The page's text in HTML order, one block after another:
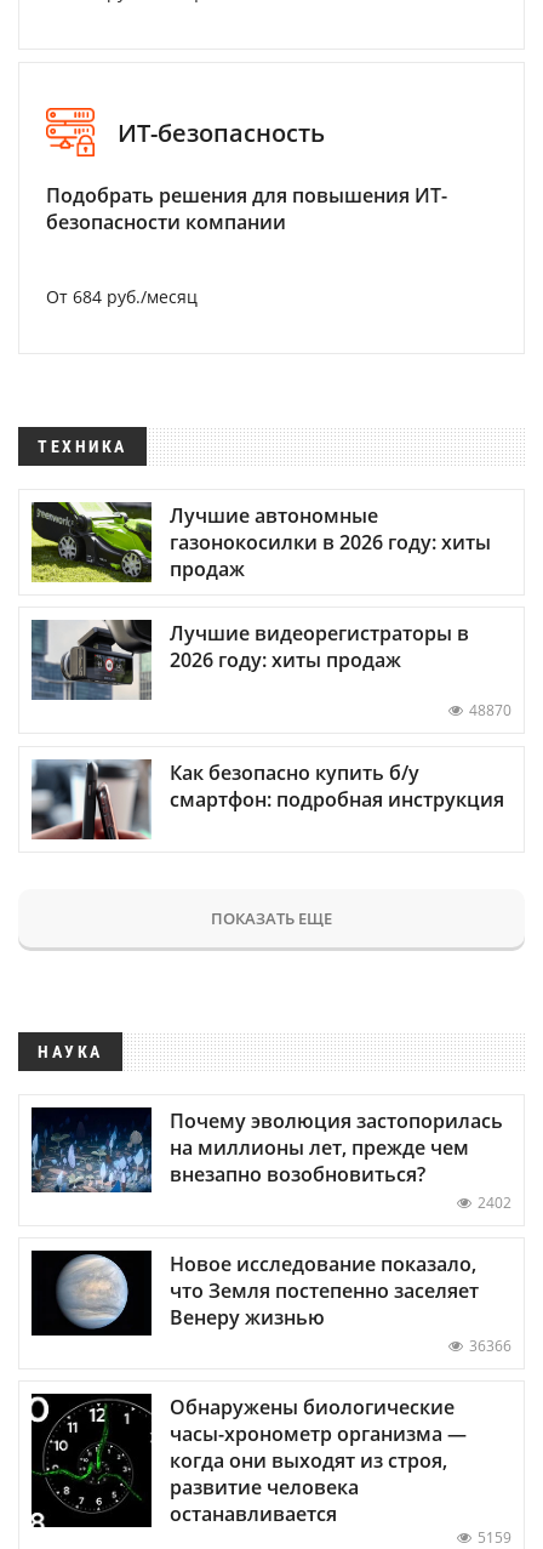
ИТ-безопасность
Подобрать решения для повышения ИТ-
безопасности компании
От 684 руб./месяц
ТЕХНИКА
Лучшие автономные
газонокосилки в 2026 году: хиты
продаж
Лучшие видеорегистраторы в
2026 году: хиты продаж
48870
Как безопасно купить б/у
смартфон: подробная инструкция
ПОКАЗАТЬ ЕЩЕ
НАУКА
Почему эволюция застопорилась
на миллионы лет, прежде чем
внезапно возобновиться?
2402
Новое исследование показало,
что Земля постепенно заселяет
Венеру жизнью
36366
Обнаружены биологические
часы-хронометр организма —
когда они выходят из строя,
развитие человека
останавливается
5159